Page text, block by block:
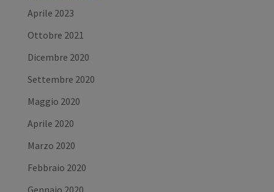
Aprile 2023
Ottobre 2021
Dicembre 2020
Settembre 2020
Maggio 2020
Aprile 2020
Marzo 2020
Febbraio 2020
Gennaio 2020